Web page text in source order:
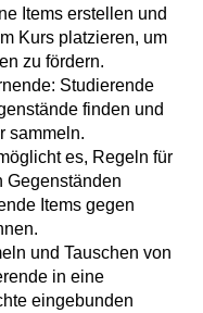
Items erstellen und
Kurs platzieren, um
zu fördern.
Studierende
finden und
sammeln.
es, Regeln für
Gegenständen
Items gegen
und Tauschen von
in eine
eingebunden